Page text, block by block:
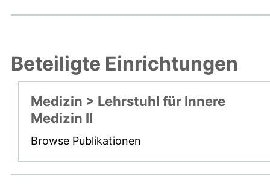
Beteiligte Einrichtungen
Medizin > Lehrstuhl für Innere
Medizin II
Browse Publikationen